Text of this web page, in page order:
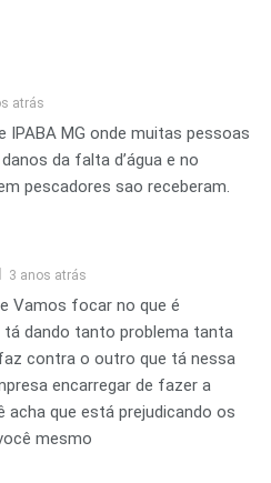
atrás
IPABA MG onde muitas pessoas
da falta d’água e no
pescadores sao receberam.
3 anos atrás
Vamos focar no que é
dando tanto problema tanta
contra o outro que tá nessa
encarregar de fazer a
acha que está prejudicando os
mesmo